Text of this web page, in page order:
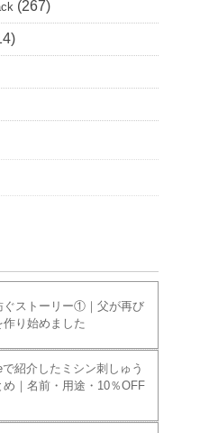
(267)
ぐストーリー①｜父が再び
作り始めました
で紹介したミシン刺しゅう
め｜名前・用途・10％OFF